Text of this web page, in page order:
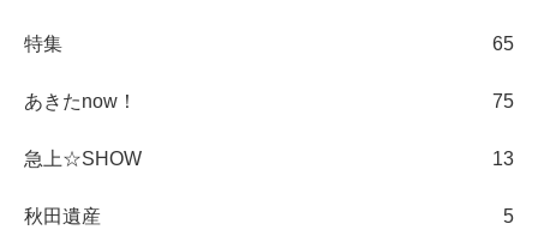
特集 65
あきたnow！ 75
急上☆SHOW 13
秋田遺産 5